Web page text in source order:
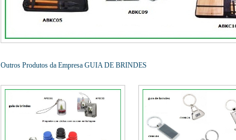
Outros Produtos da Empresa GUIA DE BRINDES